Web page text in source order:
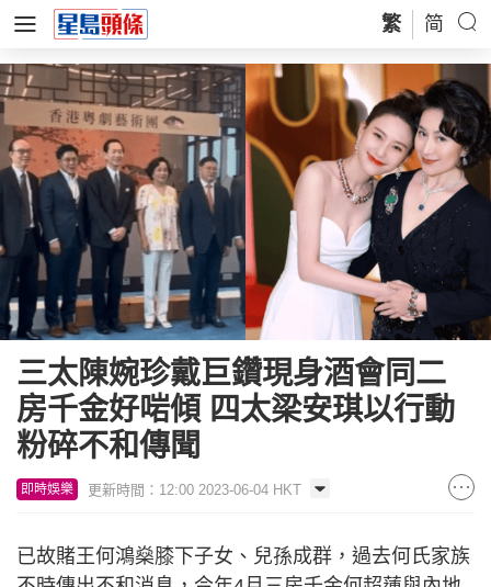
繁 简
三太陳婉珍戴巨鑽現身酒會同二
房千金好啱傾 四太梁安琪以行動
粉碎不和傳聞
即時娛樂 更新時間：12:00 2023-06-04 HKT
已故賭王何鴻燊膝下子女、兒孫成群，過去何氏家族